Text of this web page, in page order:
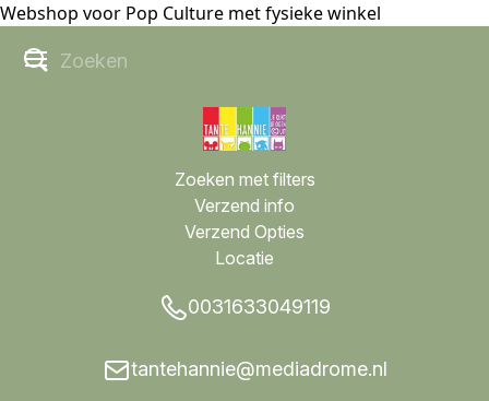
Webshop voor Pop Culture met fysieke winkel
Zoeken met filters
Verzend info
Verzend Opties
Locatie
0031633049119
tantehannie@mediadrome.nl